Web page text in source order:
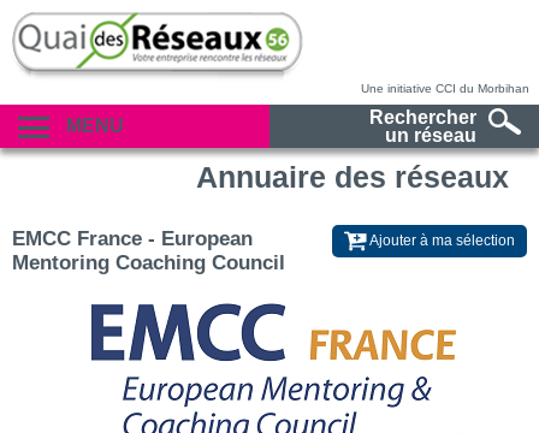
Une initiative CCI du Morbihan
MENU
Rechercher
un réseau
Annuaire des réseaux
Ajouter à ma sélection
EMCC France - European
Mentoring Coaching Council